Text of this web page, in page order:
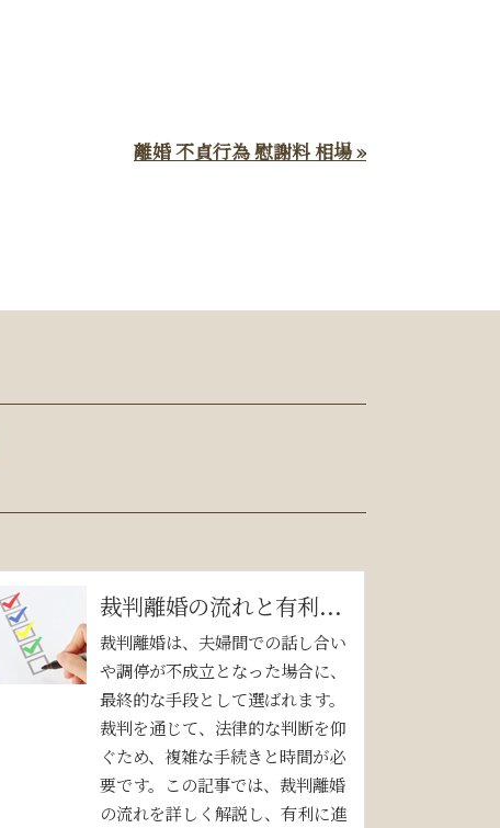
離婚 不貞行為 慰謝料 相場 »
裁判離婚の流れと有利...
裁判離婚は、夫婦間での話し合い
や調停が不成立となった場合に、
最終的な手段として選ばれます。
裁判を通じて、法律的な判断を仰
ぐため、複雑な手続きと時間が必
要です。この記事では、裁判離婚
の流れを詳しく解説し、有利に進